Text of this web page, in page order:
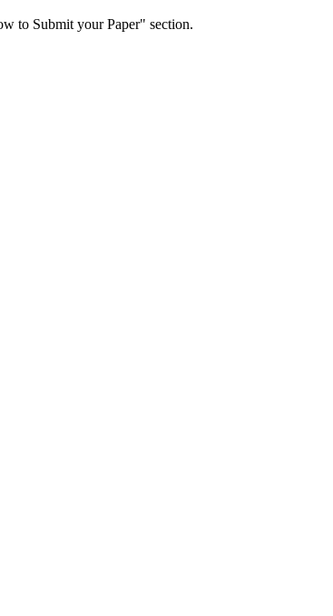
to Submit your Paper" section.